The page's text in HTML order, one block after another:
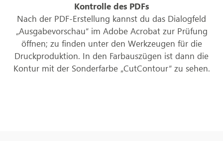
Kontrolle des PDFs
Nach der PDF-Erstellung kannst du das Dialogfeld
„Ausgabevorschau“ im Adobe Acrobat zur Prüfung
öffnen; zu finden unter den Werkzeugen für die
Druckproduktion. In den Farbauszügen ist dann die
Kontur mit der Sonderfarbe „CutContour“ zu sehen.